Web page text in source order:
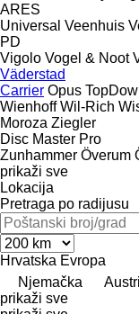
ARES
Universal Veenhuis
PD
Vigolo Vogel & Noot
Väderstad
Carrier Opus
Wienhoff Wil-Rich
Moroza Ziegler
Disc Master Pro
Zunhammer Överum
prikaži sve
Lokacija
Pretraga po radijusu
Hrvatska Evropa
Njemačka
prikaži sve